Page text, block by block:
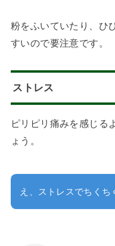
粉をふいていたり、ひ
すいので要注意です。
ストレス
ピリピリ痛みを感じる
ょう。
え、ストレスでちくち